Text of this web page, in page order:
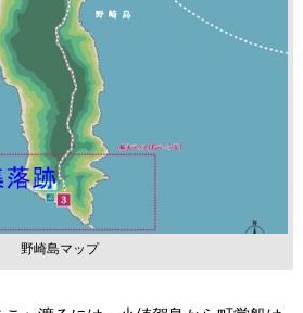
野崎島マップ